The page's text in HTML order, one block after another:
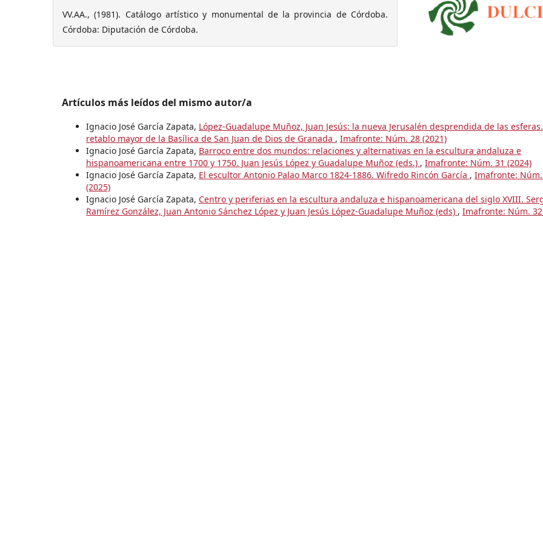
VV.AA., (1981). Catálogo artístico y monumental de la provincia de Córdoba.
Córdoba: Diputación de Córdoba.
Artículos más leídos del mismo autor/a
Ignacio José García Zapata, López-Guadalupe Muñoz, Juan Jesús: la nueva Jerusalén desprendida de las
retablo mayor de la Basílica de San Juan de Dios de Granada , Imafronte: Núm. 28 (2021)
Ignacio José García Zapata, Barroco entre dos mundos: relaciones y alternativas en la escultura andaluza e
hispanoamericana entre 1700 y 1750. Juan Jesús López y Guadalupe Muñoz (eds.) , Imafronte: Núm. 31 (2024)
Ignacio José García Zapata, El escultor Antonio Palao Marco 1824-1886. Wifredo Rincón García , Imafronte:
(2025)
Ignacio José García Zapata, Centro y periferias en la escultura andaluza e hispanoamericana del siglo XVIII.
Ramírez González, Juan Antonio Sánchez López y Juan Jesús López-Guadalupe Muñoz (eds) , Imafronte: Núm. 32